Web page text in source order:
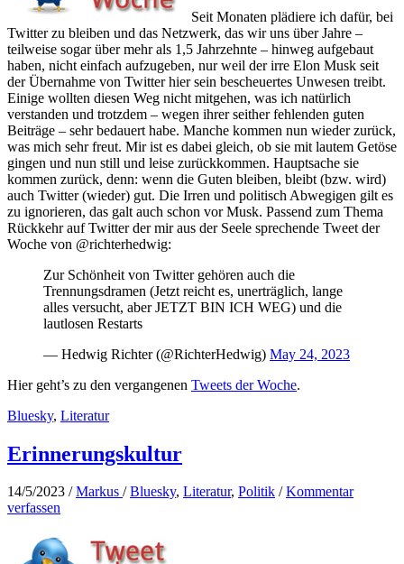
Seit Monaten plädiere ich dafür, bei
Twitter zu bleiben und das Netzwerk, das wir uns über Jahre –
teilweise sogar über mehr als 1,5 Jahrzehnte – hinweg aufgebaut
haben, nicht einfach aufzugeben, nur weil der irre Elon Musk seit
der Übernahme von Twitter hier sein bescheuertes Unwesen treibt.
Einige wollten diesen Weg nicht mitgehen, was ich natürlich
verstanden und trotzdem – wegen ihrer seither fehlenden guten
Beiträge – sehr bedauert habe. Manche kommen nun wieder zurück,
was mich sehr freut. Mir ist es dabei gleich, ob sie mit lautem Getöse
gingen und nun still und leise zurückkommen. Hauptsache sie
kommen zurück, denn: wenn die Guten bleiben, bleibt (bzw. wird)
auch Twitter (wieder) gut. Die Irren und politisch Abwegigen gilt es
zu ignorieren, das galt auch schon vor Musk. Passend zum Thema
Rückkehr auf Twitter der mir aus der Seele sprechende Tweet der
Woche von @richterhedwig:
Zur Schönheit von Twitter gehören auch die
Trennungsdramen (Jetzt reicht es, unerträglich, lange
alles versucht, aber JETZT BIN ICH WEG) und die
lautlosen Restarts
— Hedwig Richter (@RichterHedwig) May 24, 2023
Hier geht’s zu den vergangenen Tweets der Woche.
Bluesky, Literatur
Erinnerungskultur
14/5/2023 /Markus /Bluesky, Literatur, Politik /Kommentar
verfassen